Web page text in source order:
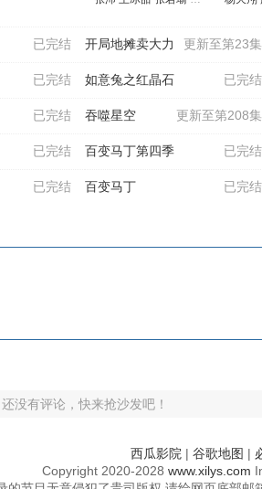
已完结 更新至第23集
开局地摊卖大力
已完结 已完结
如意兔之红晶石
已完结 更新至第208集
吞噬星空
已完结 已完结
百变马丁第四季
已完结 已完结
百变马丁
还没有评论，快来抢沙发吧！
西瓜影院 | 谷歌地图 |
Copyright 2020-2028 www.xilys.com